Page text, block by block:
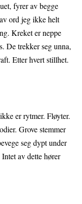
fyrer av begge
ord jeg ikke helt
Kreket er neppe
De trekker seg unna,
Etter hvert stillhet.
er rytmer. Fløyter.
Grove stemmer
seg dypt under
av dette hører